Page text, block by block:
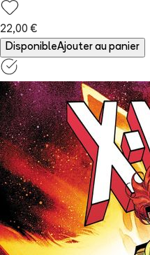
22,00 €
DisponibleAjouter au panier